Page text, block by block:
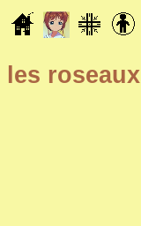
les roseaux